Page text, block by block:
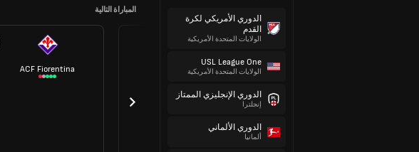
الدوري الأمريكي لكرة
القدم
الولايات المتحدة الأمريكية
USL League One
الولايات المتحدة الأمريكية
الدوري الإنجليزي الممتاز
إنجلترا
الدوري الألماني
ألمانيا
المباراة التالية
ACF Fiorentina